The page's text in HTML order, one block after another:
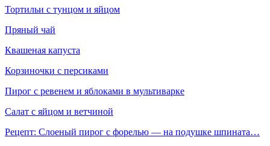
Тортильи с тунцом и яйцом
Пряный чай
Квашеная капуста
Корзиночки с персиками
Пирог с ревенем и яблоками в мультиварке
Салат с яйцом и ветчиной
Рецепт: Слоеный пирог с форелью — на подушке шпината…